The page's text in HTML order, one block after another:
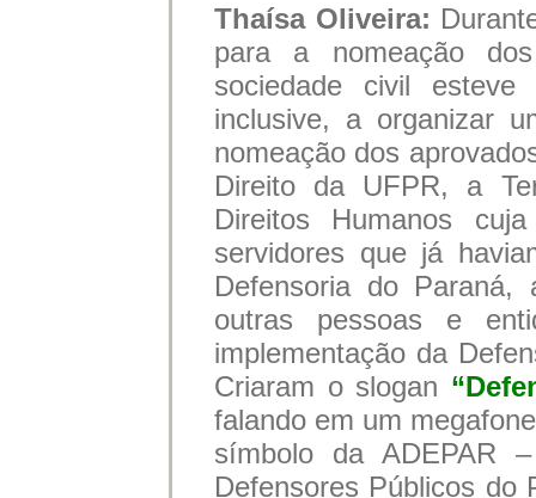
Thaísa Oliveira:
para a nomeação
sociedade civil
inclusive, a organizar
nomeação dos
Direito da UFPR, a
Direitos Humanos
servidores que já
Defensoria do Paraná,
outras pessoas e
implementação da
Criaram o slogan
falando em um
símbolo da ADEPAR
Defensores Públicos do